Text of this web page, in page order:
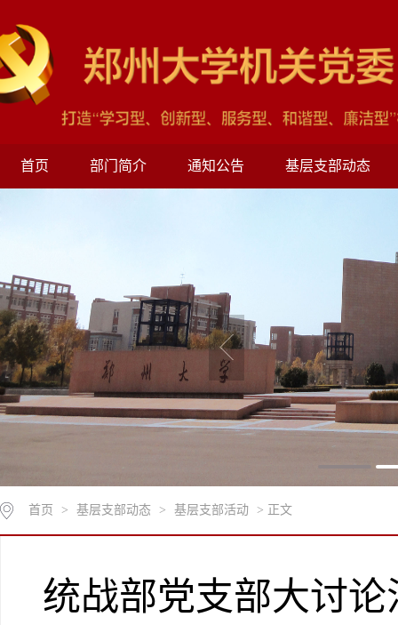
首页 部门简介 通知公告 基层支部动态
首页 > 基层支部动态 > 基层支部活动 > 正文
统战部党支部大讨